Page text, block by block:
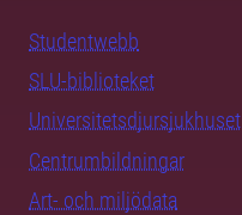
Studentwebb
SLU-biblioteket
Universitetsdjursjukhuset
Centrumbildningar
Art- och miljödata